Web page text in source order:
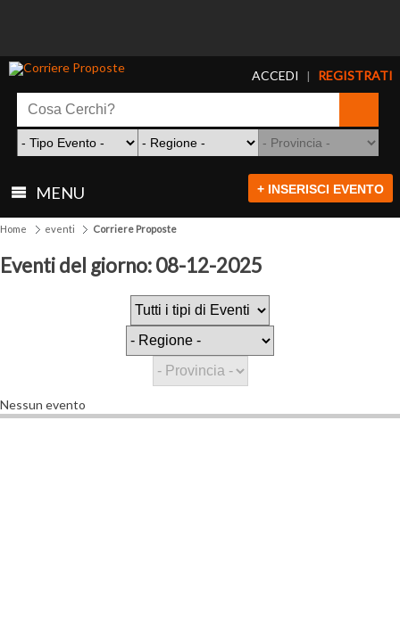
ACCEDI | REGISTRATI
MENU + INSERISCI EVENTO
Home eventi Corriere Proposte
Eventi del giorno: 08-12-2025
Nessun evento